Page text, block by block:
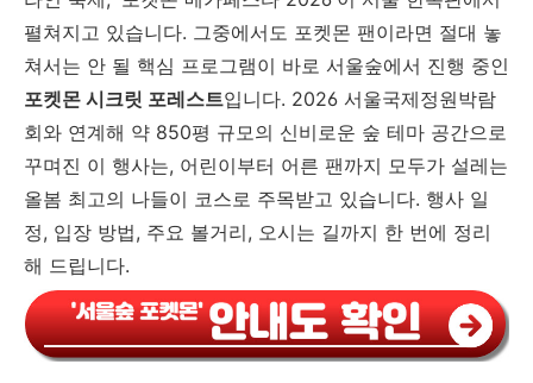
펼쳐지고 있습니다. 그중에서도 포켓몬 팬이라면 절대 놓
쳐서는 안 될 핵심 프로그램이 바로 서울숲에서 진행 중인
포켓몬 시크릿 포레스트입니다. 2026 서울국제정원박람
회와 연계해 약 850평 규모의 신비로운 숲 테마 공간으로
꾸며진 이 행사는, 어린이부터 어른 팬까지 모두가 설레는
올봄 최고의 나들이 코스로 주목받고 있습니다. 행사 일
정, 입장 방법, 주요 볼거리, 오시는 길까지 한 번에 정리
해 드립니다.